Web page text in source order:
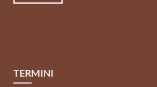
TERMINI